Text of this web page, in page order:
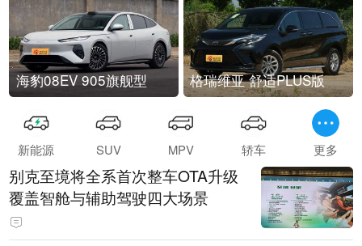
海豹08EV 905旗舰型 格瑞维亚 舒适PLUS版
新能源 SUV MPV 轿车 更多
别克至境将全系首次整车OTA升级
覆盖智舱与辅助驾驶四大场景